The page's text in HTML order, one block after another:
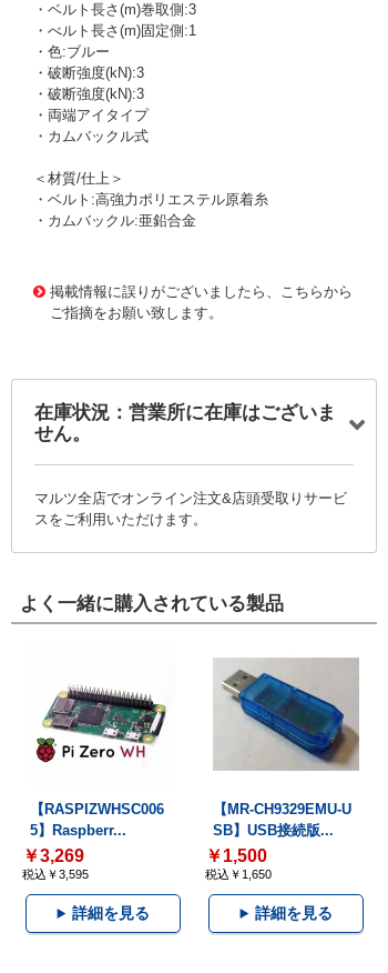
・ベルト長さ(m)巻取側:3
・べルト長さ(m)固定側:1
・色:ブルー
・破断強度(kN):3
・破断強度(kN):3
・両端アイタイプ
・カムバックル式
＜材質/仕上＞
・ベルト:高強力ポリエステル原着糸
・カムバックル:亜鉛合金
掲載情報に誤りがございましたら、こちらから
ご指摘をお願い致します。
在庫状況：営業所に在庫はございま
せん。
マルツ全店でオンライン注文&店頭受取りサービ
スをご利用いただけます。
よく一緒に購入されている製品
【RASPIZWHSC006
5】Raspberr...
￥3,269
税込￥3,595
詳細を見る
【MR-CH9329EMU-U
SB】USB接続版...
￥1,500
税込￥1,650
詳細を見る